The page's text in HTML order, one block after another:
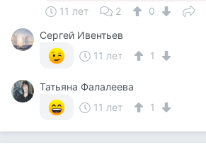
11 лет 2
0
Сергей Ивентьев
11 лет
1
Татьяна Фалалеева
11 лет
1